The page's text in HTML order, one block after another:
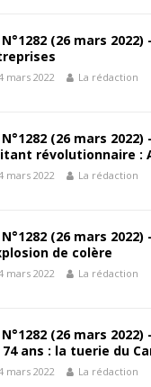
N°1282 (26 mars 2022)
mars 2022 La rédaction
N°1282 (26 mars 2022)
révolutionnaire :
mars 2022 La rédaction
N°1282 (26 mars
de colère
mars 2022 La rédaction
N°1282 (26 mars
74 ans : la tuerie du
mars 2022 La rédaction